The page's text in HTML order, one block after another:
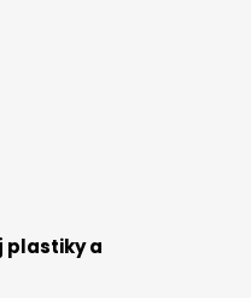
plastiky a